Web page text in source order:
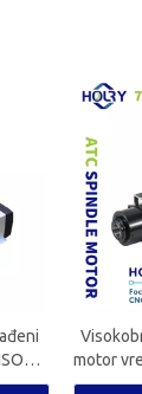
motor
CNC